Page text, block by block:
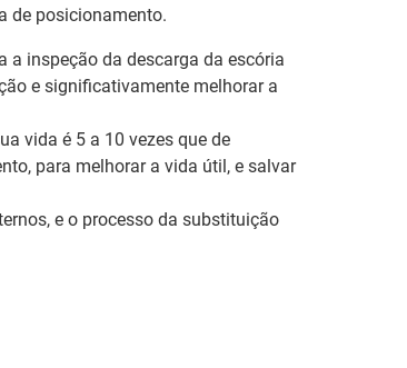
de posicionamento.
a inspeção da descarga da escória
e significativamente melhorar a
vida é 5 a 10 vezes que de
para melhorar a vida útil, e salvar
e o processo da substituição